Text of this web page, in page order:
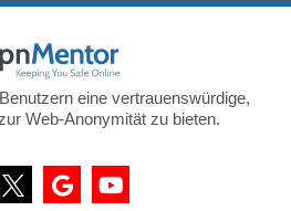
eine vertrauenswürdige,
Web-Anonymität zu bieten.